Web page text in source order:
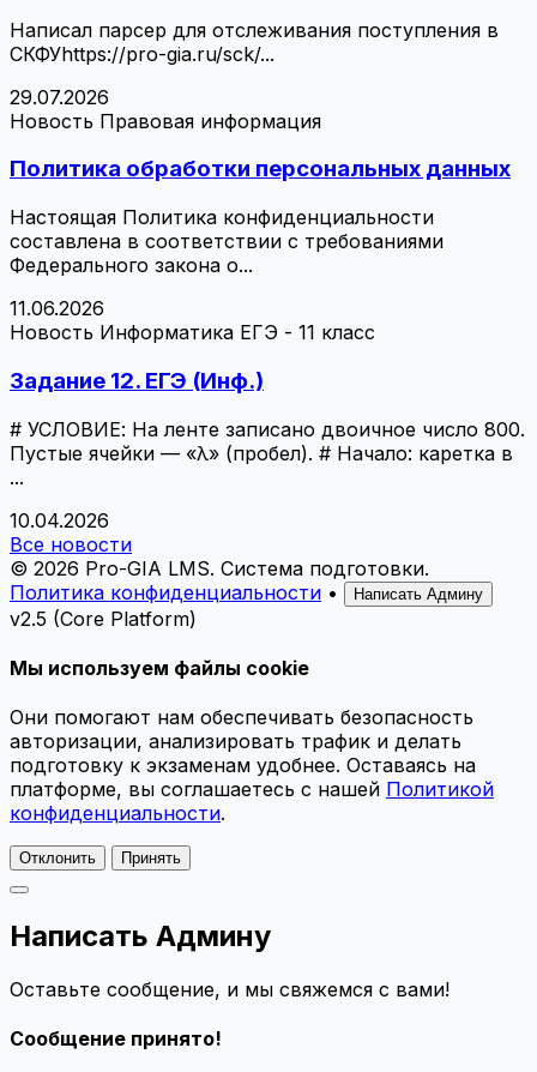
Написал парсер для отслеживания поступления в
СКФУhttps://pro-gia.ru/sck/...
29.07.2026
Новость Правовая информация
Политика обработки персональных данных
Настоящая Политика конфиденциальности
составлена в соответствии с требованиями
Федерального закона о...
11.06.2026
Новость Информатика ЕГЭ - 11 класс
Задание 12. ЕГЭ (Инф.)
# УСЛОВИЕ: На ленте записано двоичное число 800.
Пустые ячейки — «λ» (пробел). # Начало: каретка в
...
10.04.2026
Все новости
© 2026 Pro-GIA LMS. Система подготовки.
Политика конфиденциальности • Написать Админу
v2.5 (Core Platform)
Мы используем файлы cookie
Они помогают нам обеспечивать безопасность
авторизации, анализировать трафик и делать
подготовку к экзаменам удобнее. Оставаясь на
платформе, вы соглашаетесь с нашей Политикой
конфиденциальности.
Отклонить Принять
Написать Админу
Оставьте сообщение, и мы свяжемся с вами!
Сообщение принято!